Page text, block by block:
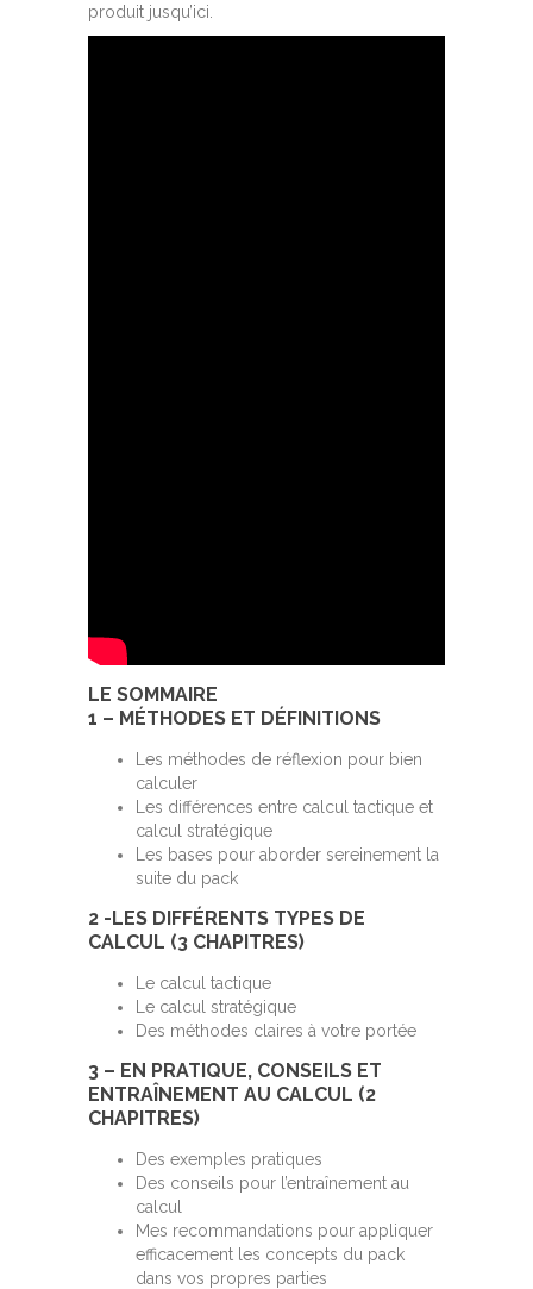
produit jusqu’ici.
LE SOMMAIRE
1 – MÉTHODES ET DÉFINITIONS
Les méthodes de réflexion pour bien
calculer
Les différences entre calcul tactique et
calcul stratégique
Les bases pour aborder sereinement la
suite du pack
2 -LES DIFFÉRENTS TYPES DE
CALCUL (3 CHAPITRES)
Le calcul tactique
Le calcul stratégique
Des méthodes claires à votre portée
3 – EN PRATIQUE, CONSEILS ET
ENTRAÎNEMENT AU CALCUL (2
CHAPITRES)
Des exemples pratiques
Des conseils pour l’entraînement au
calcul
Mes recommandations pour appliquer
efficacement les concepts du pack
dans vos propres parties